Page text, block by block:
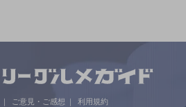
ご意見・ご感想 利用規約